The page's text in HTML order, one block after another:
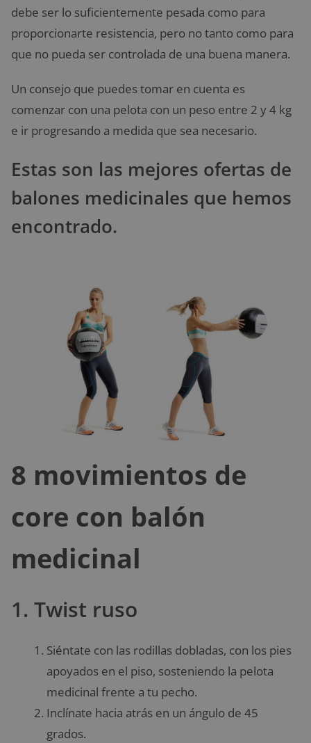
debe ser lo suficientemente pesada como para
proporcionarte resistencia, pero no tanto como para
que no pueda ser controlada de una buena manera.
Un consejo que puedes tomar en cuenta es
comenzar con una pelota con un peso entre 2 y 4 kg
e ir progresando a medida que sea necesario.
Estas son las mejores ofertas de
balones medicinales que hemos
encontrado.
8 movimientos de
core con balón
medicinal
1. Twist ruso
Siéntate con las rodillas dobladas, con los pies
apoyados en el piso, sosteniendo la pelota
medicinal frente a tu pecho.
Inclínate hacia atrás en un ángulo de 45
grados.